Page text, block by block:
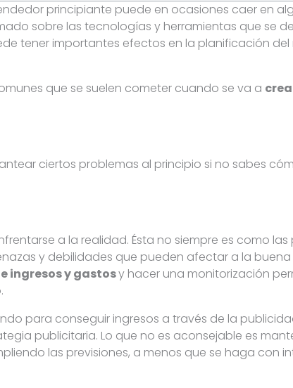
principiante puede en ocasiones caer en
sobre las tecnologías y herramientas que se
tener importantes efectos en la planificación del
que se suelen cometer cuando se va a
ciertos problemas al principio si no sabes
a la realidad. Ésta no siempre es como las
y debilidades que pueden afectar a la
ingresos y gastosy hacer una monitorización
para conseguir ingresos a través de la
publicitaria. Lo que no es aconsejable es
las previsiones, a menos que se haga con